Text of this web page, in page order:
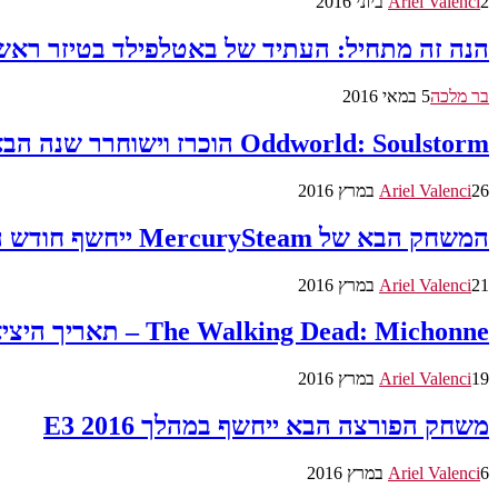
הנה זה מתחיל: העתיד של באטלפילד בטיזר
בר מלכה5 במאי 2016
Oddworld: Soulstorm הוכרז וישוחרר שנה הבאה
Ariel Valenci26 במרץ 2016
המשחק הבא של MercurySteam ייחשף חודש הבא
Ariel Valenci21 במרץ 2016
The Walking Dead: Michonne – תאריך היציאה של הפרק השני הוכרז
Ariel Valenci19 במרץ 2016
משחק הפורצה הבא ייחשף במהלך E3 2016
Ariel Valenci6 במרץ 2016